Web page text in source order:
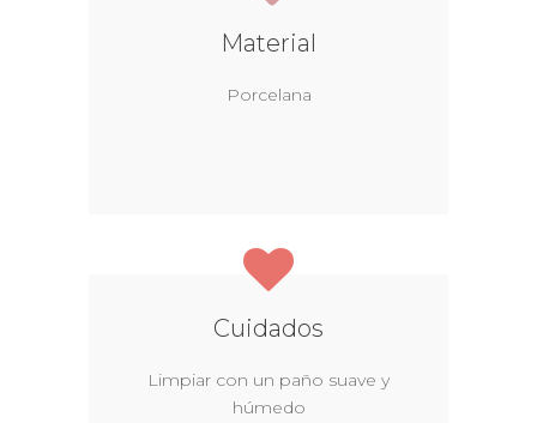
Material
Porcelana
Cuidados
Limpiar con un paño suave y
húmedo